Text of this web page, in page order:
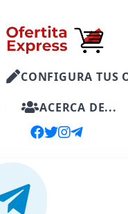
CONFIGURA TUS
ACERCA DE...